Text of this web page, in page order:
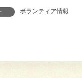
ボランティア情報